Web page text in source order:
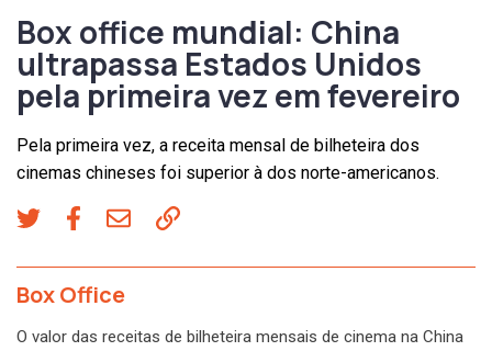
Box office mundial: China
ultrapassa Estados Unidos
pela primeira vez em fevereiro
Pela primeira vez, a receita mensal de bilheteira dos
cinemas chineses foi superior à dos norte-americanos.
Box Office
O valor das receitas de bilheteira mensais de cinema na China